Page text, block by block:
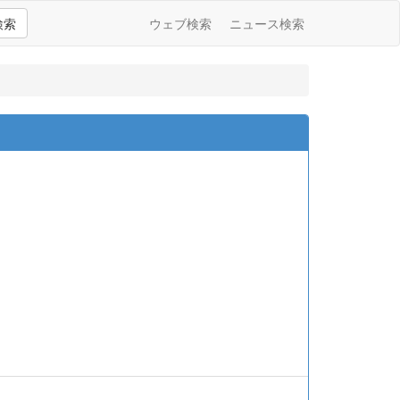
索 ウェブ検索 ニュース検索